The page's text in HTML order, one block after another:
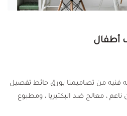
أطفال
فنيه من تصاميمنا بورق حائط تفصيل
، معالج ضد البكتيريا ، ومطبوع